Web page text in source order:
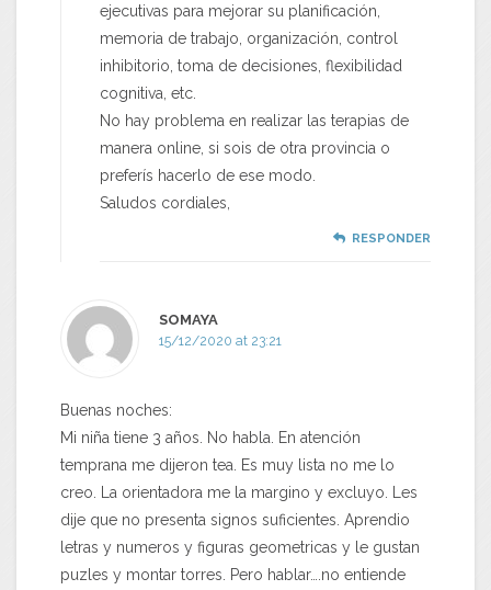
ejecutivas para mejorar su planificación,
memoria de trabajo, organización, control
inhibitorio, toma de decisiones, flexibilidad
cognitiva, etc.
No hay problema en realizar las terapias de
manera online, si sois de otra provincia o
preferís hacerlo de ese modo.
Saludos cordiales,
RESPONDER
SOMAYA
15/12/2020 at 23:21
Buenas noches:
Mi niña tiene 3 años. No habla. En atención
temprana me dijeron tea. Es muy lista no me lo
creo. La orientadora me la margino y excluyo. Les
dije que no presenta signos suficientes. Aprendio
letras y numeros y figuras geometricas y le gustan
puzles y montar torres. Pero hablar….no entiende